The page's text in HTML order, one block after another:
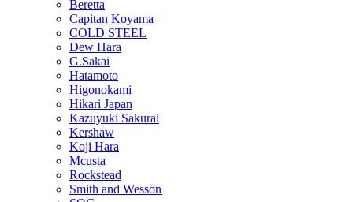
Beretta
Capitan Koyama
COLD STEEL
Dew Hara
G.Sakai
Hatamoto
Higonokami
Hikari Japan
Kazuyuki Sakurai
Kershaw
Koji Hara
Mcusta
Rockstead
Smith and Wesson